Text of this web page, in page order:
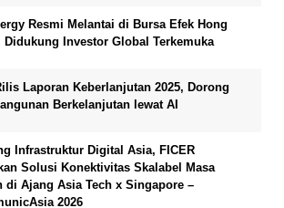
Resmi Melantai di Bursa Efek Hong
Didukung Investor Global Terkemuka
Laporan Keberlanjutan 2025, Dorong
Berkelanjutan lewat AI
Infrastruktur Digital Asia, FICER
Solusi Konektivitas Skalabel Masa
di Ajang Asia Tech x Singapore –
2026